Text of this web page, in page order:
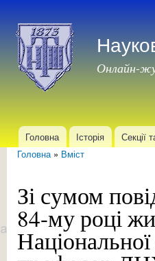
Онлайн-
Головне меню
Головна Історія Секції
Головна» Вміст
Зі сумом
84-му році